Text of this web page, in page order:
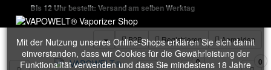
Bis 12 Uhr bestellt: Versand am selben Werktag
B2B Registrieren Anmelden
0 0
Mit der Nutzung unseres Online-Shops erklären Sie sich damit
einverstanden, dass wir Cookies für die Gewährleistung der
Funktionalität verwenden und dass Sie mindestens 18 Jahre